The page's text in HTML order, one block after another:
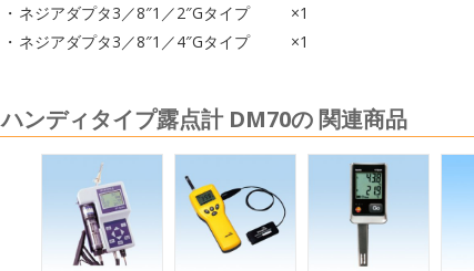
ネジアダプタ3／8″1／2″Gタイプ
×1
ネジアダプタ3／8″1／4″Gタイプ
×1
ハンディタイプ露点計 DM70の 関連商品